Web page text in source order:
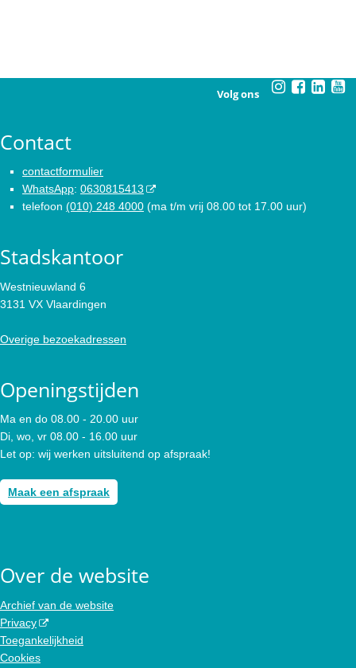
Volg ons
Contact
contactformulier
WhatsApp: 0630815413
telefoon (010) 248 4000 (ma t/m vrij 08.00 tot 17.00 uur)
Stadskantoor
Westnieuwland 6
3131 VX Vlaardingen
Overige bezoekadressen
Openingstijden
Ma en do 08.00 - 20.00 uur
Di, wo, vr 08.00 - 16.00 uur
Let op: wij werken uitsluitend op afspraak!
Maak een afspraak
Over de website
Archief van de website
Privacy
Toegankelijkheid
Cookies